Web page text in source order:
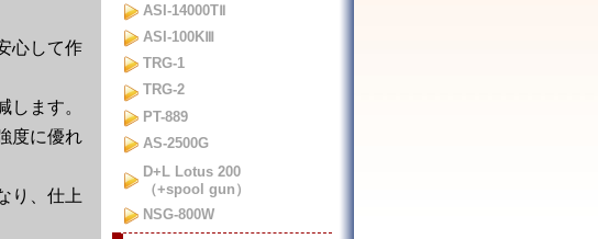
心して作
します。
度に優れ
り、仕上
ASI-14000TⅡ
ASI-100KⅢ
TRG-1
TRG-2
PT-889
AS-2500G
D+L Lotus 200
（+spool gun）
NSG-800W